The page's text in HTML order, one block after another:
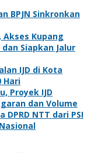
BPJN Sinkronkan
Kupang
Siapkan Jalur
IJD di Kota
Hari
Proyek IJD
dan Volume
NTT dari PSI